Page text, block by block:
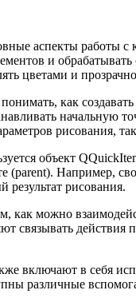
аспекты работы
и
цветами и
как
начальную
рисования,
объект
(parent). Например,
рисования.
можно
связывать
включают в себя
различные